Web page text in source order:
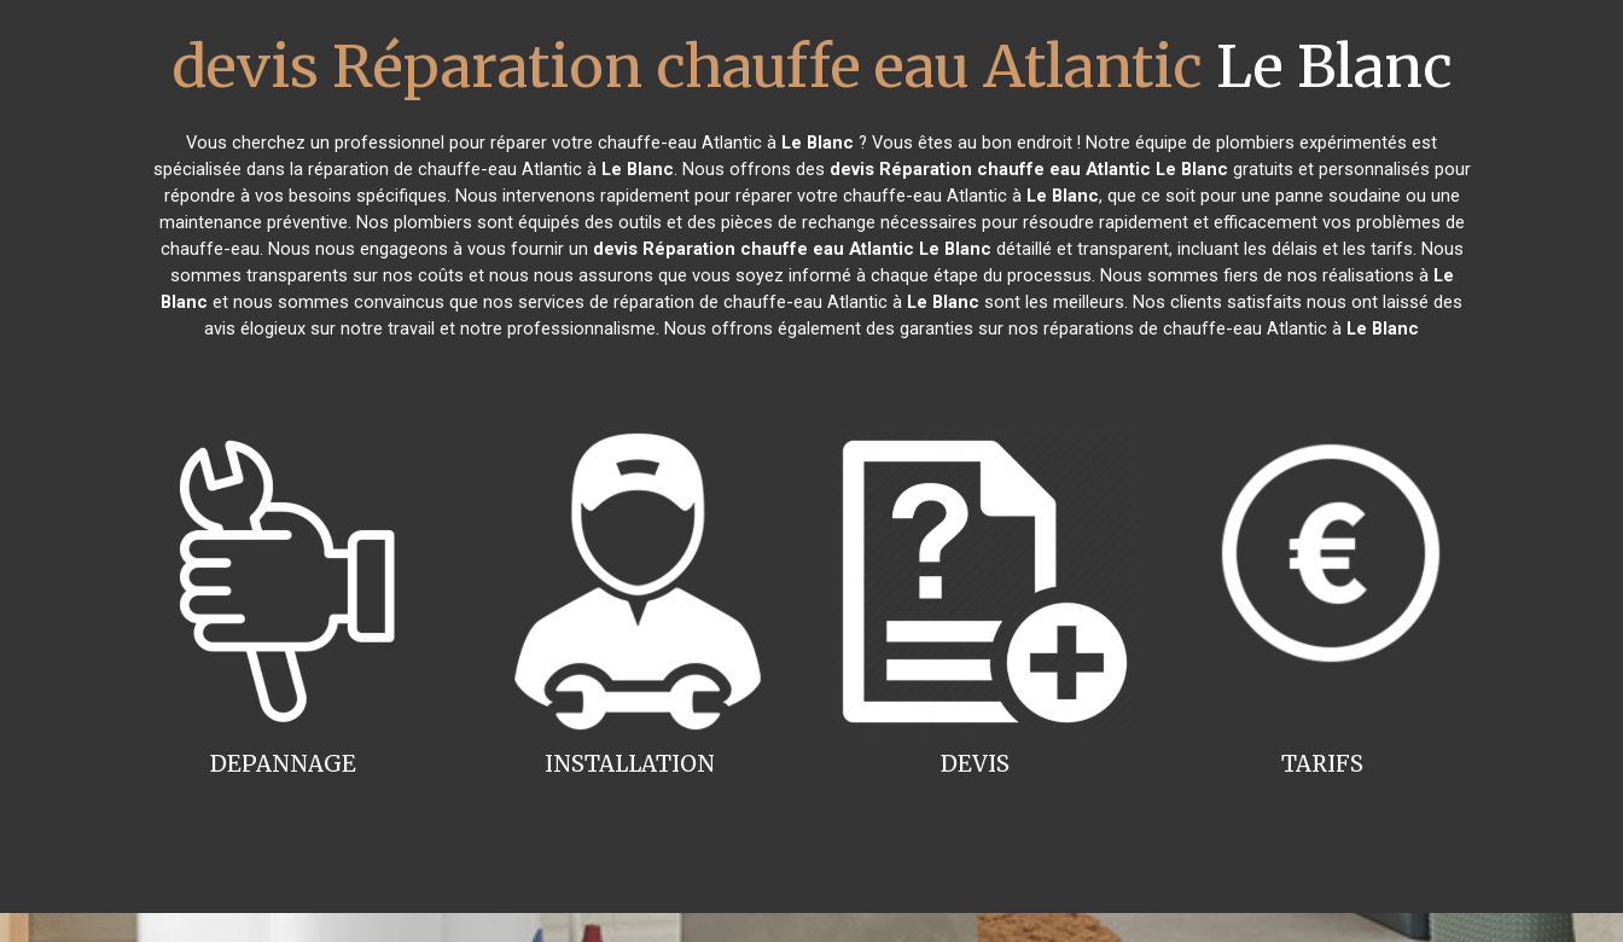
devis Réparation chauffe eau Atlantic Le Blanc
Vous cherchez un professionnel pour réparer votre chauffe-eau Atlantic à Le Blanc ? Vous êtes au bon endroit ! Notre équipe de plombiers expérimentés est
spécialisée dans la réparation de chauffe-eau Atlantic à Le Blanc. Nous offrons des devis Réparation chauffe eau Atlantic Le Blanc gratuits et personnalisés pour
répondre à vos besoins spécifiques. Nous intervenons rapidement pour réparer votre chauffe-eau Atlantic à Le Blanc, que ce soit pour une panne soudaine ou une
maintenance préventive. Nos plombiers sont équipés des outils et des pièces de rechange nécessaires pour résoudre rapidement et efficacement vos problèmes de
chauffe-eau. Nous nous engageons à vous fournir un devis Réparation chauffe eau Atlantic Le Blanc détaillé et transparent, incluant les délais et les tarifs. Nous
sommes transparents sur nos coûts et nous nous assurons que vous soyez informé à chaque étape du processus. Nous sommes fiers de nos réalisations à Le
Blanc et nous sommes convaincus que nos services de réparation de chauffe-eau Atlantic à Le Blanc sont les meilleurs. Nos clients satisfaits nous ont laissé des
avis élogieux sur notre travail et notre professionnalisme. Nous offrons également des garanties sur nos réparations de chauffe-eau Atlantic à Le Blanc
INSTALLATION
DEPANNAGE TARIFS
DEVIS